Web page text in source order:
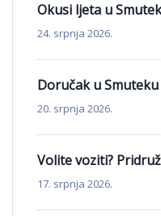
Okusi ljeta u
24. srpnja 2026.
Doručak u Smuteku
20. srpnja 2026.
Volite voziti?
17. srpnja 2026.